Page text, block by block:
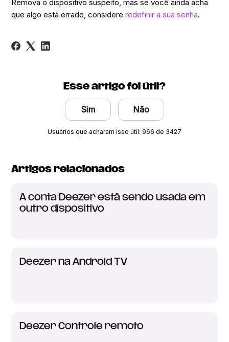
Remova o dispositivo suspeito, mas se você ainda acha
que algo está errado, considereredefinir a sua senha.
Esse artigo foi útil?
Sim Não
Usuários que acharam isso útil: 966 de 3427
Artigos relacionados
A conta Deezer está sendo usada em
outro dispositivo
Deezer na Android TV
Deezer Controle remoto